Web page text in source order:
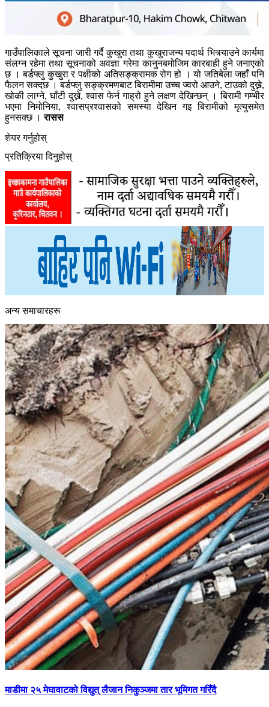
गाउँपालिकाले सूचना जारी गर्दै कुखुरा तथा कुखुराजन्य पदार्थ भित्र्याउने कार्यमा
संलग्न रहेमा तथा सूचनाको अवज्ञा गरेमा कानुनबमोजिम कारबाही हुने जनाएको
छ । बर्डफ्लु कुखुरा र पक्षीको अतिसङ्क्रामक रोग हो । यो जतिबेला जहाँ पनि
फैलन सक्दछ । बर्डफ्लु सङ्क्रमणबाट बिरामीमा उच्च ज्वरो आउने, टाउको दुख्ने,
खोकी लाग्ने, घाँटी दुख्ने, श्वास फेर्न गाह्रो हुने लक्षण देखिन्छन् । बिरामी गम्भीर
भएमा निमोनिया, श्वासप्रश्वासको समस्या देखिन गइ बिरामीको मृत्युसमेत
हुनसक्छ । रासस
शेयर गर्नुहोस्
प्रतिक्रिया दिनुहोस्
अन्य समाचारहरू
माडीमा २५ मेघावाटको विद्युत् लैजान निकुञ्जमा तार भूमिगत गरिँदै